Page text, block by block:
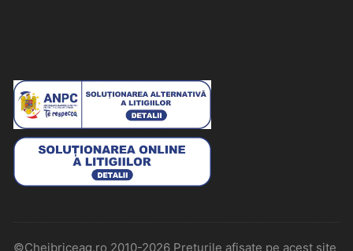
©Cheibriceag.ro 2010-2026 Preturile afisate pe acest site